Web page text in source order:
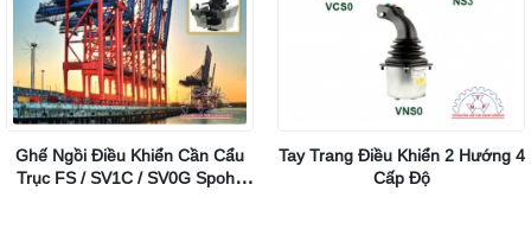
Ghế Ngồi Điều Khiển Cần Cẩu
Trục FS / SV1C / SV0G Spohn
Tay Trang Điều Khiển 2 Hướng 4
Cấp Độ